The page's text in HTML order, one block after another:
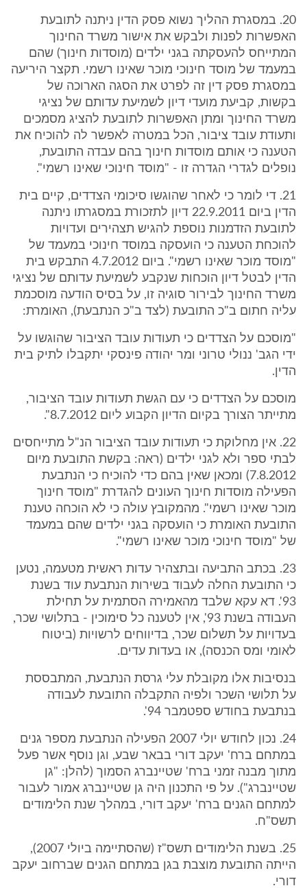
20. במסגרת ההליך נשוא פסק הדין ניתנה לתובעת
האפשרות לפנות ולבקש את אישור משרד החינוך
המתייחס להעסקתה בגני ילדים (מוסדות חינוך) שהם
במעמד של מוסד חינוכי מוכר שאינו רשמי. תקצר היריעה
במסגרת פסק דין זה לפרט את הסגה הארוכה של
בקשות, קביעת מועדי דיון לשמיעת עדותם של נציגי
משרד החינוך ומתן האפשרות לתובעת להציג מסמכים
ותעודת עובד ציבור, הכל במטרה לאפשר לה להוכיח את
הטענה כי אותם מוסדות חינוך בהם עבדה התובעת,
נופלים לגדרי הגדרה זו - "מוסד חינוכי שאינו רשמי".
21. די לומר כי לאחר שהוגשו סיכומי הצדדים, קיים בית
הדין ביום 22.9.2011 דיון לתזכורת במסגרתו ניתנה
לתובעת הזדמנות נוספת להגיש תצהירים ועדויות
להוכחת הטענה כי הועסקה במוסד חינוכי במעמד של
"מוסד מוכר שאינו רשמי". ביום 4.7.2012 התבקש בית
הדין לבטל דיון הוכחות שנקבע לשמיעת עדותם של נציגי
משרד החינוך לבירור סוגיה זו, על בסיס הודעה מוסכמת
עליה חתום ב"כ התובעת (לצד ב"כ הנתבעת), האומרת:
"מוסכם על הצדדים כי תעודות עובד הציבור שהוגשו על
ידי הגב' ננולי טרוני ומר יהודה פינסקי יתקבלו לתיק בית
הדין.
מוסכם על הצדדים כי עם הגשת תעודות עובד הציבור,
מתייתר הצורך בקיום הדיון הקבוע ליום 8.7.2012".
22. אין מחלוקת כי תעודות עובד הציבור הנ"ל מתייחסים
לבתי ספר ולא לגני ילדים (ראה: בקשת התובעת מיום
7.8.2012) ומכאן שאין בהם כדי להוכיח כי הנתבעת
הפעילה מוסדות חינוך העונים להגדרת "מוסד חינוך
מוכר שאינו רשמי". מהמקובץ עולה כי לא הוכחה טענת
התובעת האומרת כי הועסקה בגני ילדים שהם במעמד
של "מוסד חינוכי מוכר שאינו רשמי".
23. בכתב התביעה ובתצהיר עדות ראשית מטעמה, נטען
כי התובעת החלה לעבוד בשירות הנתבעת עוד בשנת
93'. דא עקא שלבד מהאמירה הסתמית על תחילת
העבודה בשנת 93', אין לטענה כל סימוכין - בתלושי שכר,
בעדויות על תשלום שכר, בדיווחים לרשויות (ביטוח
לאומי ומס הכנסה), או בעדות עדים.
בנסיבות אלו מקובלת עלי גרסת הנתבעת, המתבססת
על תלושי השכר ולפיה התקבלה התובעת לעבודה
בנתבעת בחודש ספטמבר 94'.
24. נכון לחודש יולי 2007 הפעילה הנתבעת מספר גנים
במתחם ברח' יעקב דורי בבאר שבע, וגן נוסף אשר פעל
מתוך מבנה זמני ברח' שטיינברג הסמוך (להלן: "גן
שטיינברג"). על פי התכנון היה גן שטיינברג אמור לעבור
למתחם הגנים ברח' יעקב דורי, במהלך שנת הלימודים
תשס"ח.
25. בשנת הלימודים תשס"ז (שהסתיימה ביולי 2007),
הייתה התובעת מוצבת בגן במתחם הגנים שברחוב יעקב
דורי.